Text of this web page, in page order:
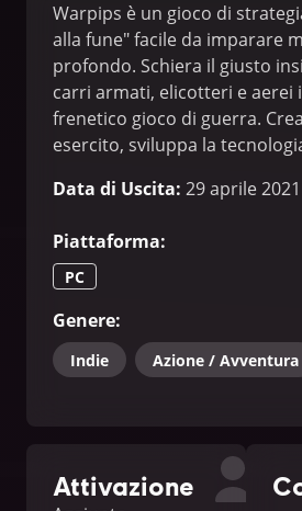
Warpips è un gioco di
alla fune" facile da imparare
profondo. Schiera il giusto
carri armati, elicotteri e aerei
frenetico gioco di guerra.
esercito, sviluppa la
Data di Uscita: 29 aprile 2021
Piattaforma:
PC
Genere:
Indie Azione / Avventura
Attivazione